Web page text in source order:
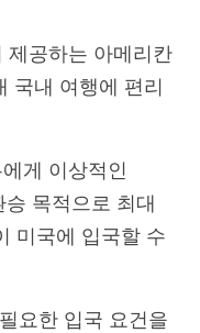
제공하는 아메리칸
국내 여행에 편리
게 이상적인
목적으로 최대
미국에 입국할 수
요한 입국 요건을